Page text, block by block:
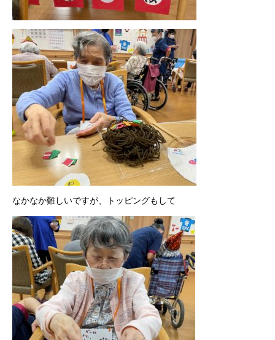
なかなか難しいですが、トッピングもして